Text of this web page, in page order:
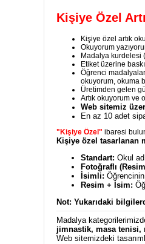
Kişiye Özel
Kişiye özel artık
Okuyorum
Madalya kurdelesi
Etiket üzerine
Öğrenci
okuyorum, okuma
Üretimden gelen
Artık okuyorum ve
Web sitemiz
En az 10 adet
"Kişiye Özel" ibaresi
Kişiye özel tasarlanan
Standart: Okul
Fotoğraflı
İsimli:
Resim + İsim:
Not: Yukarıdaki
Madalya
jimnastik, masa tenisi,
Web sitemizdeki